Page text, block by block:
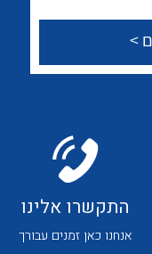
לכל מוצרי היצרן
התקשרו אלינו
אנחנו כאן זמנים עבורך